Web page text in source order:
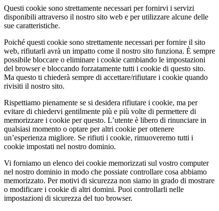
Questi cookie sono strettamente necessari per fornirvi i servizi
disponibili attraverso il nostro sito web e per utilizzare alcune delle
sue caratteristiche.
Poiché questi cookie sono strettamente necessari per fornire il sito
web, rifiutarli avrà un impatto come il nostro sito funziona. È sempre
possibile bloccare o eliminare i cookie cambiando le impostazioni
del browser e bloccando forzatamente tutti i cookie di questo sito.
Ma questo ti chiederà sempre di accettare/rifiutare i cookie quando
rivisiti il nostro sito.
Rispettiamo pienamente se si desidera rifiutare i cookie, ma per
evitare di chiedervi gentilmente più e più volte di permettere di
memorizzare i cookie per questo. L’utente è libero di rinunciare in
qualsiasi momento o optare per altri cookie per ottenere
un’esperienza migliore. Se rifiuti i cookie, rimuoveremo tutti i
cookie impostati nel nostro dominio.
Vi forniamo un elenco dei cookie memorizzati sul vostro computer
nel nostro dominio in modo che possiate controllare cosa abbiamo
memorizzato. Per motivi di sicurezza non siamo in grado di mostrare
o modificare i cookie di altri domini. Puoi controllarli nelle
impostazioni di sicurezza del tuo browser.